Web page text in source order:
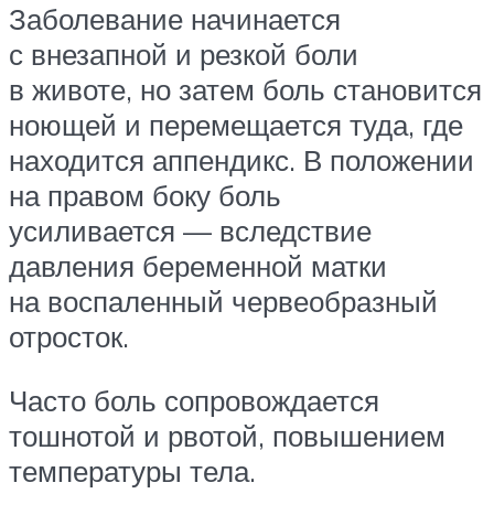
Заболевание начинается
с внезапной и резкой боли
в животе, но затем боль становится
ноющей и перемещается туда, где
находится аппендикс. В положении
на правом боку боль
усиливается — вследствие
давления беременной матки
на воспаленный червеобразный
отросток.
Часто боль сопровождается
тошнотой и рвотой, повышением
температуры тела.